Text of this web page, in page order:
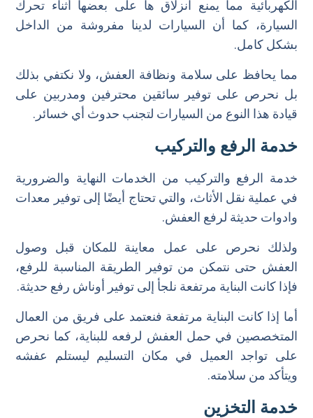
الكهربائية مما يمنع انزلاق ها على بعضها أثناء تحرك
السيارة، كما أن السيارات لدينا مفروشة من الداخل
بشكل كامل.
مما يحافظ على سلامة ونظافة العفش، ولا نكتفي بذلك
بل نحرص على توفير سائقين محترفين ومدربين على
قيادة هذا النوع من السيارات لتجنب حدوث أي خسائر.
خدمة الرفع والتركيب
خدمة الرفع والتركيب من الخدمات النهاية والضرورية
في عملية نقل الأثاث، والتي تحتاج أيضًا إلى توفير معدات
وادوات حديثة لرفع العفش.
ولذلك نحرص على عمل معاينة للمكان قبل وصول
العفش حتى نتمكن من توفير الطريقة المناسبة للرفع،
فإذا كانت البناية مرتفعة نلجأ إلى توفير أوناش رفع حديثة.
أما إذا كانت البناية مرتفعة فنعتمد على فريق من العمال
المتخصصين في حمل العفش لرفعه للبناية، كما نحرص
على تواجد العميل في مكان التسليم ليستلم عفشه
ويتأكد من سلامته.
خدمة التخزين